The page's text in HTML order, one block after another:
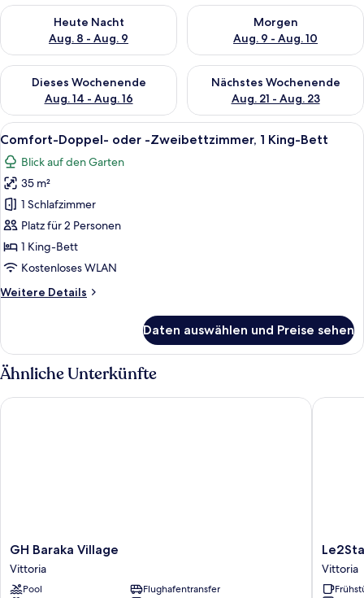
Heute Nacht
Aug. 8 - Aug. 9
Überprüfe die Verfügbarkeit für heute Nacht, Aug. 8 - Aug. 9.
Morgen
Aug. 9 - Aug. 10
Überprüfe die Verfügbarkeit
Dieses Wochenende
Aug. 14 - Aug. 16
Überprüfe die Verfügbarkeit für dieses Wochenende, Aug. 14
Nächstes Wochenende
Aug. 21 - Aug. 23
Überprüfe die Verfügbarkeit
Alle
Fotos
für
Comfort-
Doppel-
oder
-
Zweibettzimmer,
Bett
Ein modernes Badezimmer mit
20
Comfort-Doppel- oder -Zweibettzimmer, 1 King-Bett
Blick auf den Garten
35 m²
1 Schlafzimmer
Platz für 2 Personen
1 King-Bett
Kostenloses WLAN
Weitere Details
Weitere
Doppel-
oder
-
Zweibettzimmer,
1 King-
Daten auswählen und Preise sehen
Ähnliche Unterkünfte
GH
Baraka
Village
Vittoria
GH Baraka Village
Vittoria
Pool
Flughafentransfer
GH Baraka Village
Vittoria
Vittoria